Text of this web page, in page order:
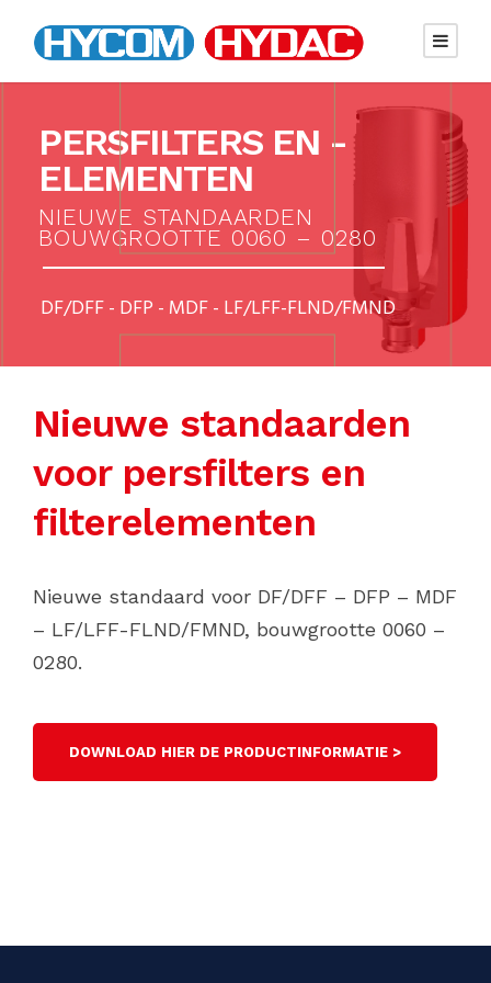
PERSFILTERS EN -
ELEMENTEN
NIEUWE STANDAARDEN
BOUWGROOTTE 0060 – 0280
DF/DFF - DFP - MDF - LF/LFF-FLND/FMND
Nieuwe standaarden
voor persfilters en
filterelementen
Nieuwe standaard voor DF/DFF – DFP – MDF
– LF/LFF-FLND/FMND, bouwgrootte 0060 –
0280.
DOWNLOAD HIER DE PRODUCTINFORMATIE >